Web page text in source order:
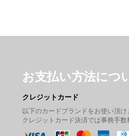
お支払い方法につ
クレジットカード
以下のカードブランドをお使い頂け
クレジットカード決済では事務手数